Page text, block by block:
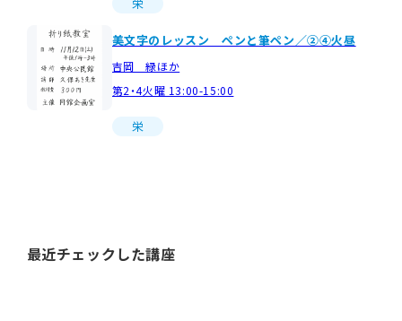
美文字のレッスン ペンと筆ペン／②④火昼
吉岡 緑ほか
第2・4火曜 13:00-15:00
栄
最近チェックした講座